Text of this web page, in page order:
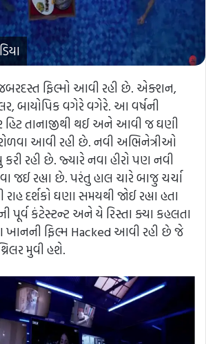
ફિલ્મો આવી રહી છે. એક્શન,
બાયોપિક વગેરે વગેરે. આ વર્ષની
તાનાજીથી થઈ અને આવી જ ઘણી
આવી રહી છે. નવી અભિનેત્રીઓ
રહી છે. જ્યારે નવા હીરો પણ નવી
જઈ રહ્યા છે. પરંતુ હાલ ચારે બાજુ ચર્ચા
દર્શકો ઘણા સમયથી જોઈ રહ્યા હતા
પૂર્વ કંટેસ્ટન્ટ અને યે રિસ્તા ક્યા કહલતા
ખાનની ફિલ્મ Hacked આવી રહી છે જે
મુવી હશે.